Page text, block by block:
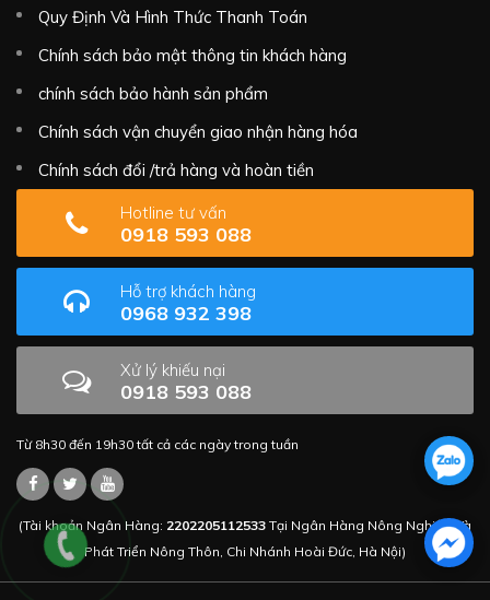
Quy Định Và Hình Thức Thanh Toán
Chính sách bảo mật thông tin khách hàng
chính sách bảo hành sản phẩm
Chính sách vận chuyển giao nhận hàng hóa
Chính sách đổi /trả hàng và hoàn tiền
Hotline tư vấn
0918 593 088
Hỗ trợ khách hàng
0968 932 398
Xử lý khiếu nại
0918 593 088
Từ 8h30 đến 19h30 tất cả các ngày trong tuần
(Tài khoản Ngân Hàng: 2202205112533 Tại Ngân Hàng Nông Nghiệp Và
Phát Triển Nông Thôn, Chi Nhánh Hoài Đức, Hà Nội)